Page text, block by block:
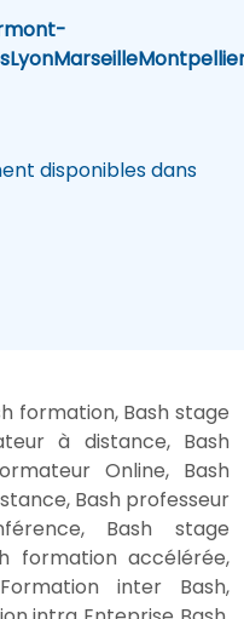
LyonMarseille
disponibles dans
formation, Bash stage
à distance, Bash
Online, Bash
Bash professeur
Bash stage
formation accélérée,
inter Bash,